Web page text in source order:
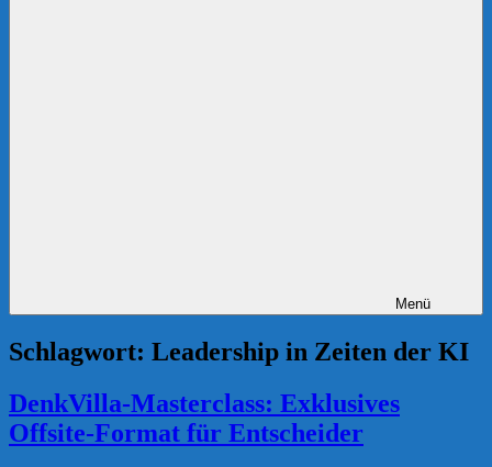
Menü
Schlagwort: Leadership in Zeiten der KI
DenkVilla-Masterclass: Exklusives
Offsite-Format für Entscheider